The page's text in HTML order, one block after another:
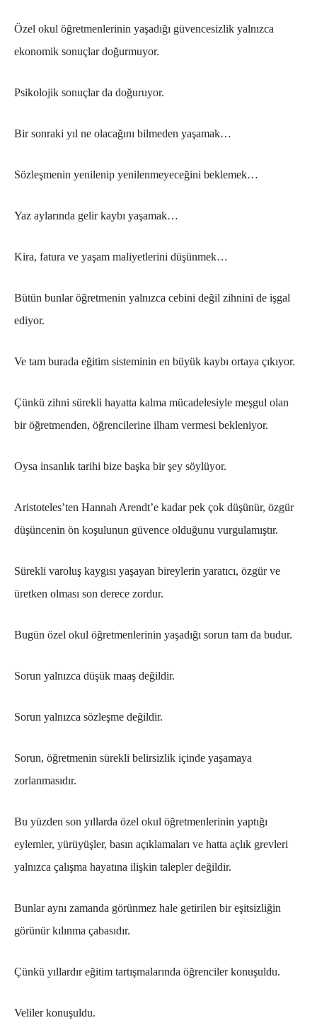
Özel okul öğretmenlerinin yaşadığı güvencesizlik yalnızca
ekonomik sonuçlar doğurmuyor.
Psikolojik sonuçlar da doğuruyor.
Bir sonraki yıl ne olacağını bilmeden yaşamak…
Sözleşmenin yenilenip yenilenmeyeceğini beklemek…
Yaz aylarında gelir kaybı yaşamak…
Kira, fatura ve yaşam maliyetlerini düşünmek…
Bütün bunlar öğretmenin yalnızca cebini değil zihnini de işgal
ediyor.
Ve tam burada eğitim sisteminin en büyük kaybı ortaya çıkıyor.
Çünkü zihni sürekli hayatta kalma mücadelesiyle meşgul olan
bir öğretmenden, öğrencilerine ilham vermesi bekleniyor.
Oysa insanlık tarihi bize başka bir şey söylüyor.
Aristoteles’ten Hannah Arendt’e kadar pek çok düşünür, özgür
düşüncenin ön koşulunun güvence olduğunu vurgulamıştır.
Sürekli varoluş kaygısı yaşayan bireylerin yaratıcı, özgür ve
üretken olması son derece zordur.
Bugün özel okul öğretmenlerinin yaşadığı sorun tam da budur.
Sorun yalnızca düşük maaş değildir.
Sorun yalnızca sözleşme değildir.
Sorun, öğretmenin sürekli belirsizlik içinde yaşamaya
zorlanmasıdır.
Bu yüzden son yıllarda özel okul öğretmenlerinin yaptığı
eylemler, yürüyüşler, basın açıklamaları ve hatta açlık grevleri
yalnızca çalışma hayatına ilişkin talepler değildir.
Bunlar aynı zamanda görünmez hale getirilen bir eşitsizliğin
görünür kılınma çabasıdır.
Çünkü yıllardır eğitim tartışmalarında öğrenciler konuşuldu.
Veliler konuşuldu.